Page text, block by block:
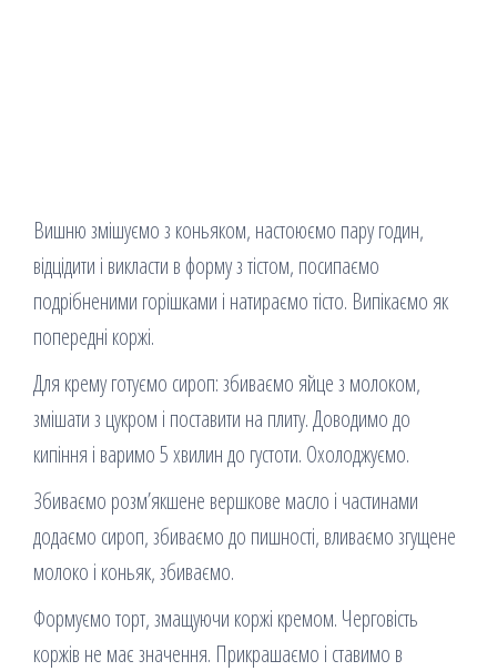
Вишню змішуємо з коньяком, настоюємо пару годин,
відцідити і викласти в форму з тістом, посипаємо
подрібненими горішками і натираємо тісто. Випікаємо як
попередні коржі.
Для крему готуємо сироп: збиваємо яйце з молоком,
змішати з цукром і поставити на плиту. Доводимо до
кипіння і варимо 5 хвилин до густоти. Охолоджуємо.
Збиваємо розм’якшене вершкове масло і частинами
додаємо сироп, збиваємо до пишності, вливаємо згущене
молоко і коньяк, збиваємо.
Формуємо торт, змащуючи коржі кремом. Черговість
коржів не має значення. Прикрашаємо і ставимо в